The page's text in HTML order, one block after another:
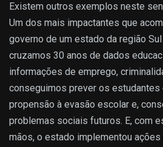
Existem outros exemplos neste
Um dos mais impactantes que
governo de um estado da região
cruzamos 30 anos de dados
informações de emprego,
conseguimos prever os estudantes
propensão à evasão escolar e,
problemas sociais futuros. E, com
mãos, o estado implementou